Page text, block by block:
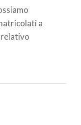
a
relativo